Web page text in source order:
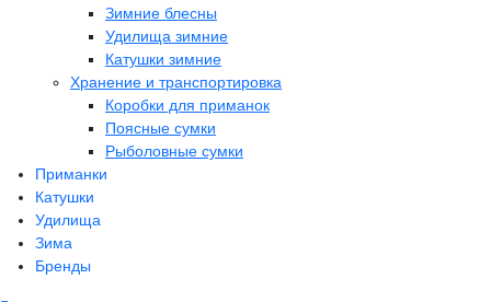
Зимние блесны
Удилища зимние
Катушки зимние
Хранение и транспортировка
Коробки для приманок
Поясные сумки
Рыболовные сумки
Приманки
Катушки
Удилища
Зима
Бренды